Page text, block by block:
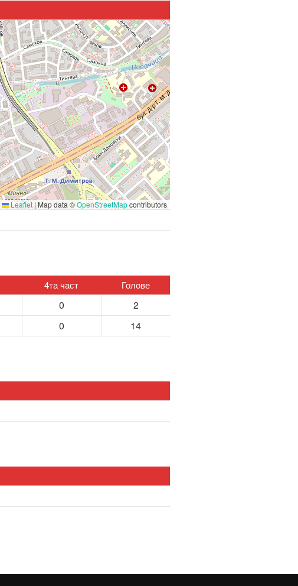
Leaflet|Map data ©OpenStreetMapcontributors
4та част Голове
0
2
0 14